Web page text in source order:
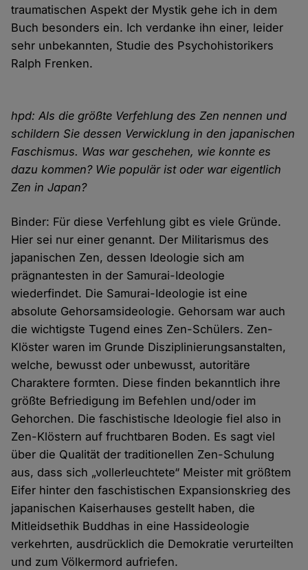
traumatischen Aspekt der Mystik gehe ich in dem
Buch besonders ein. Ich verdanke ihn einer, leider
sehr unbekannten, Studie des Psychohistorikers
Ralph Frenken.
hpd: Als die größte Verfehlung des Zen nennen und
schildern Sie dessen Verwicklung in den japanischen
Faschismus. Was war geschehen, wie konnte es
dazu kommen? Wie populär ist oder war eigentlich
Zen in Japan?
Binder: Für diese Verfehlung gibt es viele Gründe.
Hier sei nur einer genannt. Der Militarismus des
japanischen Zen, dessen Ideologie sich am
prägnantesten in der Samurai-Ideologie
wiederfindet. Die Samurai-Ideologie ist eine
absolute Gehorsamsideologie. Gehorsam war auch
die wichtigste Tugend eines Zen-Schülers. Zen-
Klöster waren im Grunde Disziplinierungsanstalten,
welche, bewusst oder unbewusst, autoritäre
Charaktere formten. Diese finden bekanntlich ihre
größte Befriedigung im Befehlen und/oder im
Gehorchen. Die faschistische Ideologie fiel also in
Zen-Klöstern auf fruchtbaren Boden. Es sagt viel
über die Qualität der traditionellen Zen-Schulung
aus, dass sich „vollerleuchtete“ Meister mit größtem
Eifer hinter den faschistischen Expansionskrieg des
japanischen Kaiserhauses gestellt haben, die
Mitleidsethik Buddhas in eine Hassideologie
verkehrten, ausdrücklich die Demokratie verurteilten
und zum Völkermord aufriefen.